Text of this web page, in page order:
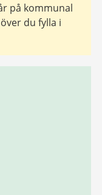
på kommunal
du fylla i